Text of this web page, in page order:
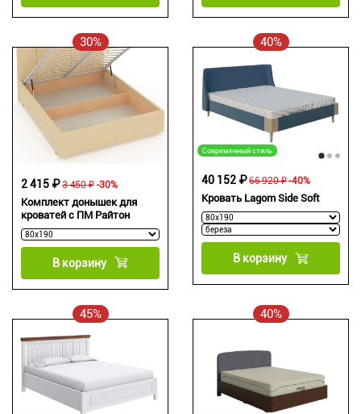
30%
Комплект донышек для
кроватей с ПМ Райтон
3 450 ₽
2 415 ₽ -30%
В корзину
40%
Современный стиль
Кровать Lagom Side Soft
66 920 ₽
40 152 ₽ -40%
В корзину
45% 40%